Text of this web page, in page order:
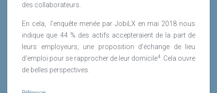
des collaborateurs.
En cela,
l’enquête menée par JobiLX en mai 2018 nous
indique que 44 % des actifs accepteraient de la part de
leurs employeurs, une proposition d’échange de lieu
d’emploi pour se rapprocher de leur domicile4 . Cela ouvre
de belles perspectives.